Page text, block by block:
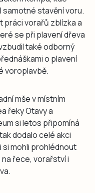
stavění voru.
práci vorařů zblízka a
se při plavení dřeva
také odborný
o plavení
voroplavbě.
mše v místním
řeky Otavy a
si letos připomíná
dodalo celé akci
mohli prohlédnout
řece, vorařství i